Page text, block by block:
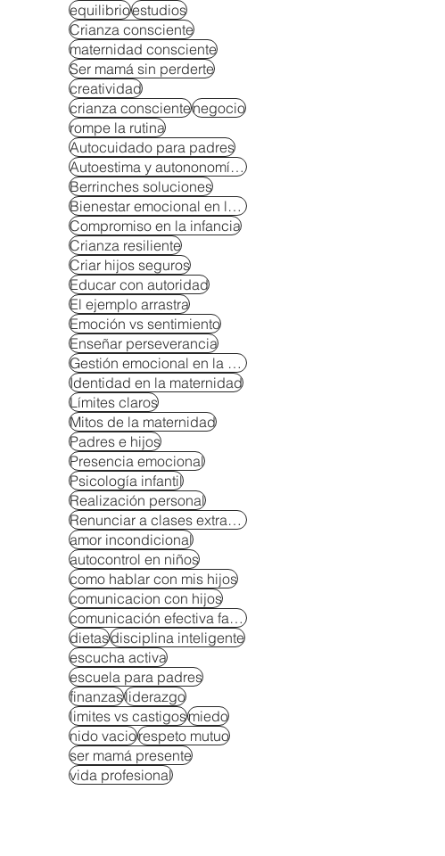
equilibrioestudios
Crianza consciente
maternidad consciente
Ser mamá sin perderte
creatividad
crianza conscientenegocio
rompe la rutina
Autocuidado para padres
Autoestima y autononomía en niños
Berrinches soluciones
Bienestar emocional en la crianza
Compromiso en la infancia
Crianza resiliente
Criar hijos seguros
Educar con autoridad
El ejemplo arrastra
Emoción vs sentimiento
Enseñar perseverancia
Gestión emocional en la crianza
Identidad en la maternidad
Límites claros
Mitos de la maternidad
Padres e hijos
Presencia emocional
Psicología infantil
Realización personal
Renunciar a clases extracurriculares
amor incondicional
autocontrol en niños
como hablar con mis hijos
comunicacion con hijos
comunicación efectiva familiar
dietasdisciplina inteligente
escucha activa
escuela para padres
finanzasliderazgo
limites vs castigosmiedo
nido vaciorespeto mutuo
ser mamá presente
vida profesional